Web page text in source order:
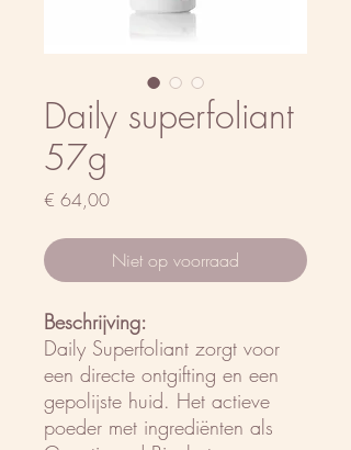
Daily superfoliant
57g
€ 64,00Prijs
Niet op voorraad
Beschrijving:
Daily Superfoliant zorgt voor
een directe ontgifting en een
gepolijste huid. Het actieve
poeder met ingrediënten als